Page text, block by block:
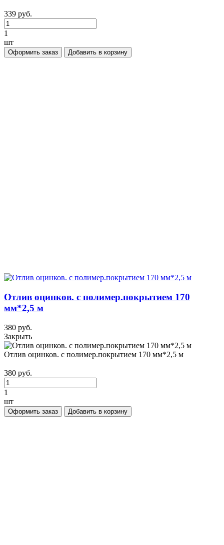
339 руб.
1
шт
Оформить заказ Добавить в корзину
Отлив оцинков. с полимер.покрытием 170
мм*2,5 м
380 руб.
Закрыть
Отлив оцинков. с полимер.покрытием 170 мм*2,5 м
380 руб.
1
шт
Оформить заказ Добавить в корзину